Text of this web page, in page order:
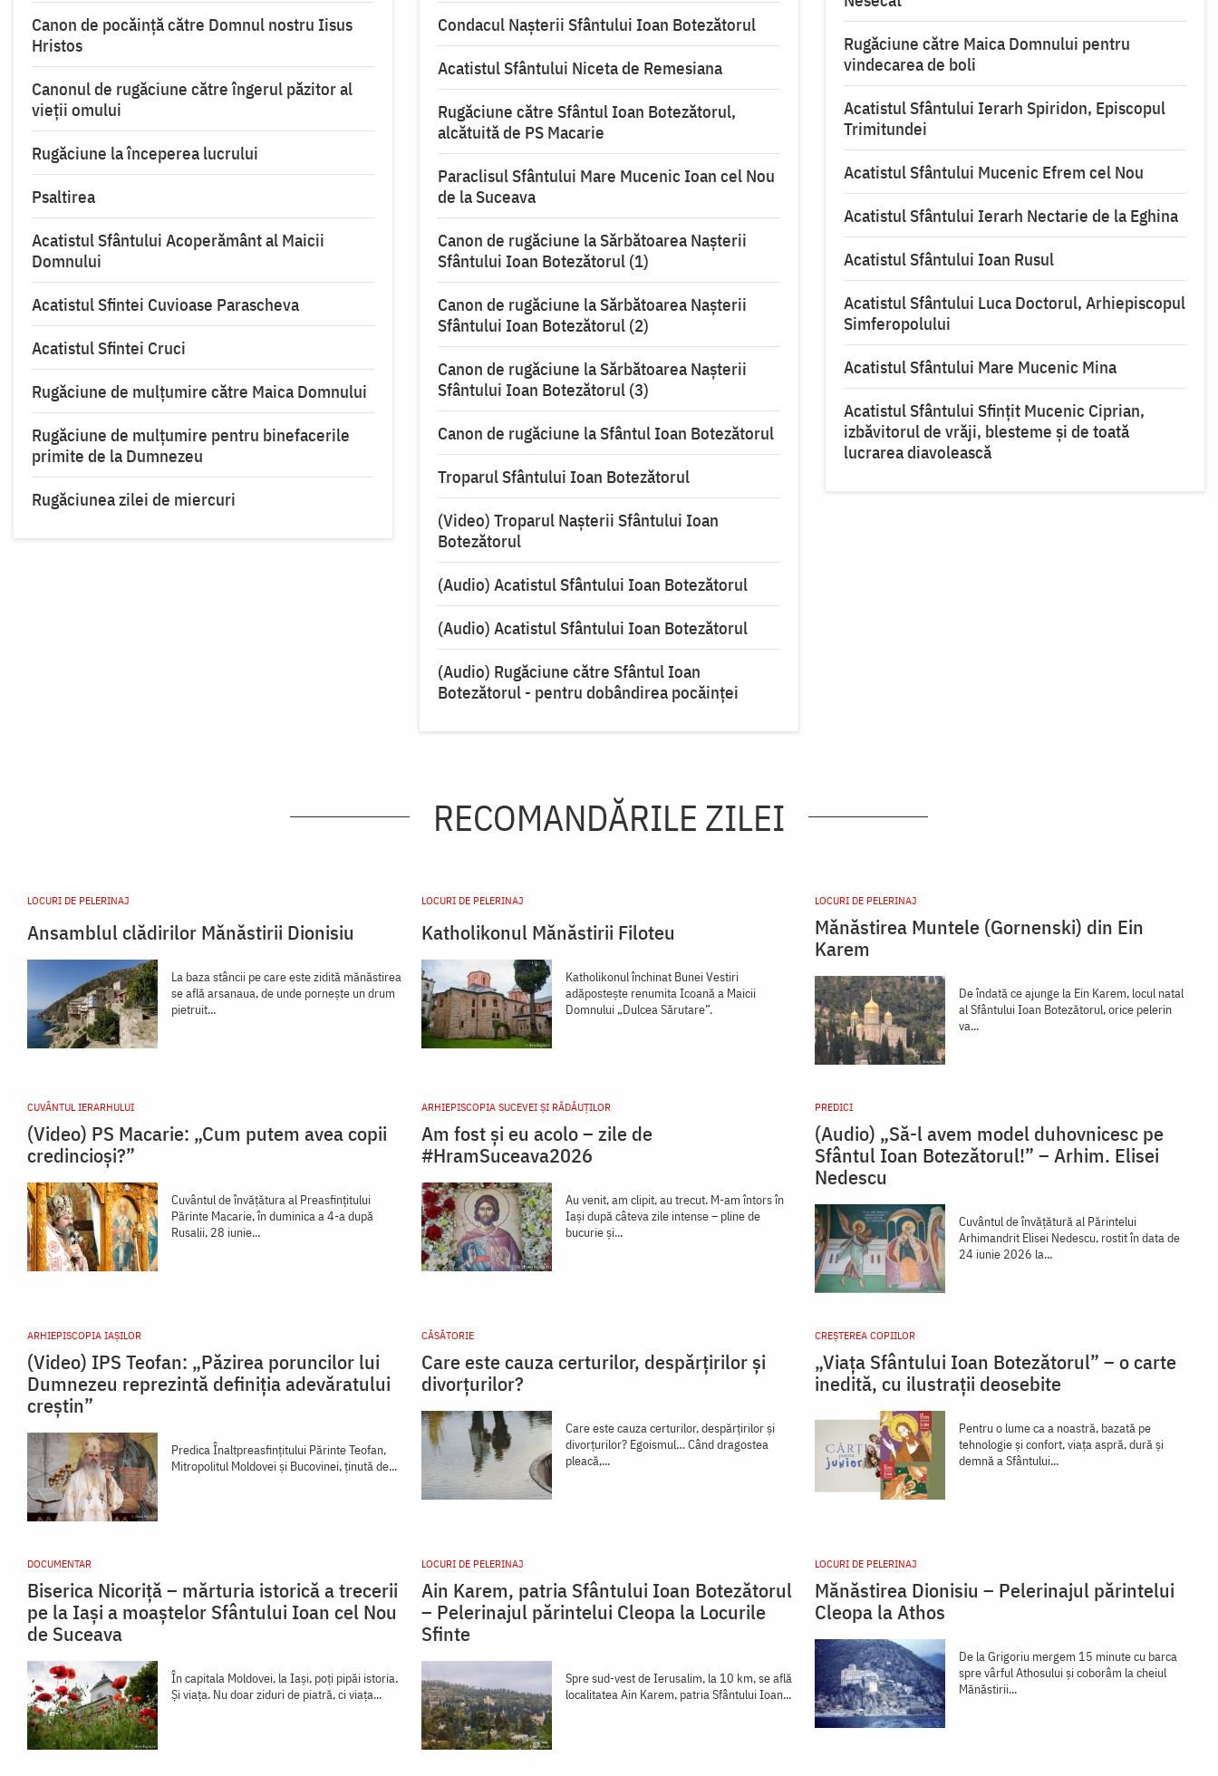
Canon de pocăință către Domnul nostru Iisus
Hristos
Canonul de rugăciune către îngerul păzitor al
vieții omului
Rugăciune la începerea lucrului
Psaltirea
Acatistul Sfântului Acoperământ al Maicii
Domnului
Acatistul Sfintei Cuvioase Parascheva
Acatistul Sfintei Cruci
Rugăciune de mulţumire către Maica Domnului
Rugăciune de mulțumire pentru binefacerile
primite de la Dumnezeu
Rugăciunea zilei de miercuri
Condacul Naşterii Sfântului Ioan Botezătorul
Acatistul Sfântului Niceta de Remesiana
Rugăciune către Sfântul Ioan Botezătorul,
alcătuită de PS Macarie
Paraclisul Sfântului Mare Mucenic Ioan cel Nou
de la Suceava
Canon de rugăciune la Sărbătoarea Naşterii
Sfântului Ioan Botezătorul (1)
Canon de rugăciune la Sărbătoarea Naşterii
Sfântului Ioan Botezătorul (2)
Canon de rugăciune la Sărbătoarea Naşterii
Sfântului Ioan Botezătorul (3)
Canon de rugăciune la Sfântul Ioan Botezătorul
Troparul Sfântului Ioan Botezătorul
(Video) Troparul Nașterii Sfântului Ioan
Botezătorul
(Audio) Acatistul Sfântului Ioan Botezătorul
(Audio) Acatistul Sfântului Ioan Botezătorul
(Audio) Rugăciune către Sfântul Ioan
Botezătorul - pentru dobândirea pocăinței
Rugăciune către Maica Domnului pentru
vindecarea de boli
Acatistul Sfântului Ierarh Spiridon, Episcopul
Trimitundei
Acatistul Sfântului Mucenic Efrem cel Nou
Acatistul Sfântului Ierarh Nectarie de la Eghina
Acatistul Sfântului Ioan Rusul
Acatistul Sfântului Luca Doctorul, Arhiepiscopul
Simferopolului
Acatistul Sfântului Mare Mucenic Mina
Acatistul Sfântului Sfințit Mucenic Ciprian,
izbăvitorul de vrăji, blesteme și de toată
lucrarea diavolească
RECOMANDĂRILE ZILEI
LOCURI DE PELERINAJ
Ansamblul clădirilor Mănăstirii Dionisiu
La baza stâncii pe care este zidită mănăstirea
se află arsanaua, de unde porneşte un drum
pietruit...
LOCURI DE PELERINAJ
Katholikonul Mănăstirii Filoteu
Katholikonul închinat Bunei Vestiri
adăposteşte renumita Icoană a Maicii
Domnului „Dulcea Sărutare”.
LOCURI DE PELERINAJ
Mănăstirea Muntele (Gornenski) din Ein
Karem
De îndată ce ajunge la Ein Karem, locul natal
al Sfântului Ioan Botezătorul, orice pelerin
va...
CUVÂNTUL IERARHULUI
(Video) PS Macarie: „Cum putem avea copii
credincioși?”
Cuvântul de învățătura al Preasfințitului
Părinte Macarie, în duminica a 4-a după
Rusalii, 28 iunie...
ARHIEPISCOPIA SUCEVEI ŞI RĂDĂUŢILOR
Am fost și eu acolo – zile de
#HramSuceava2026
Au venit, am clipit, au trecut. M-am întors în
Iași după câteva zile intense – pline de
bucurie și...
PREDICI
(Audio) „Să-l avem model duhovnicesc pe
Sfântul Ioan Botezătorul!” – Arhim. Elisei
Nedescu
Cuvântul de învățătură al Părintelui
Arhimandrit Elisei Nedescu, rostit în data de
24 iunie 2026 la...
ARHIEPISCOPIA IAŞILOR
(Video) IPS Teofan: „Păzirea poruncilor lui
Dumnezeu reprezintă definiția adevăratului
creștin”
Predica Înaltpreasfințitului Părinte Teofan,
Mitropolitul Moldovei și Bucovinei, ținută de...
CĂSĂTORIE
Care este cauza certurilor, despărțirilor și
divorțurilor?
Care este cauza certurilor, despărţirilor şi
divorţurilor? Egoismul… Când dragostea
pleacă,...
CREŞTEREA COPIILOR
„Viața Sfântului Ioan Botezătorul” – o carte
inedită, cu ilustrații deosebite
Pentru o lume ca a noastră, bazată pe
tehnologie și confort, viața aspră, dură și
demnă a Sfântului...
DOCUMENTAR
Biserica Nicoriță – mărturia istorică a trecerii
pe la Iași a moaștelor Sfântului Ioan cel Nou
de Suceava
În capitala Moldovei, la Iași, poți pipăi istoria.
Și viața. Nu doar ziduri de piatră, ci viața...
LOCURI DE PELERINAJ
Ain Karem, patria Sfântului Ioan Botezătorul
– Pelerinajul părintelui Cleopa la Locurile
Sfinte
Spre sud-vest de Ierusalim, la 10 km, se află
localitatea Ain Karem, patria Sfântului Ioan...
LOCURI DE PELERINAJ
Mănăstirea Dionisiu – Pelerinajul părintelui
Cleopa la Athos
De la Grigoriu mergem 15 minute cu barca
spre vârful Athosului şi coborâm la cheiul
Mănăstirii...